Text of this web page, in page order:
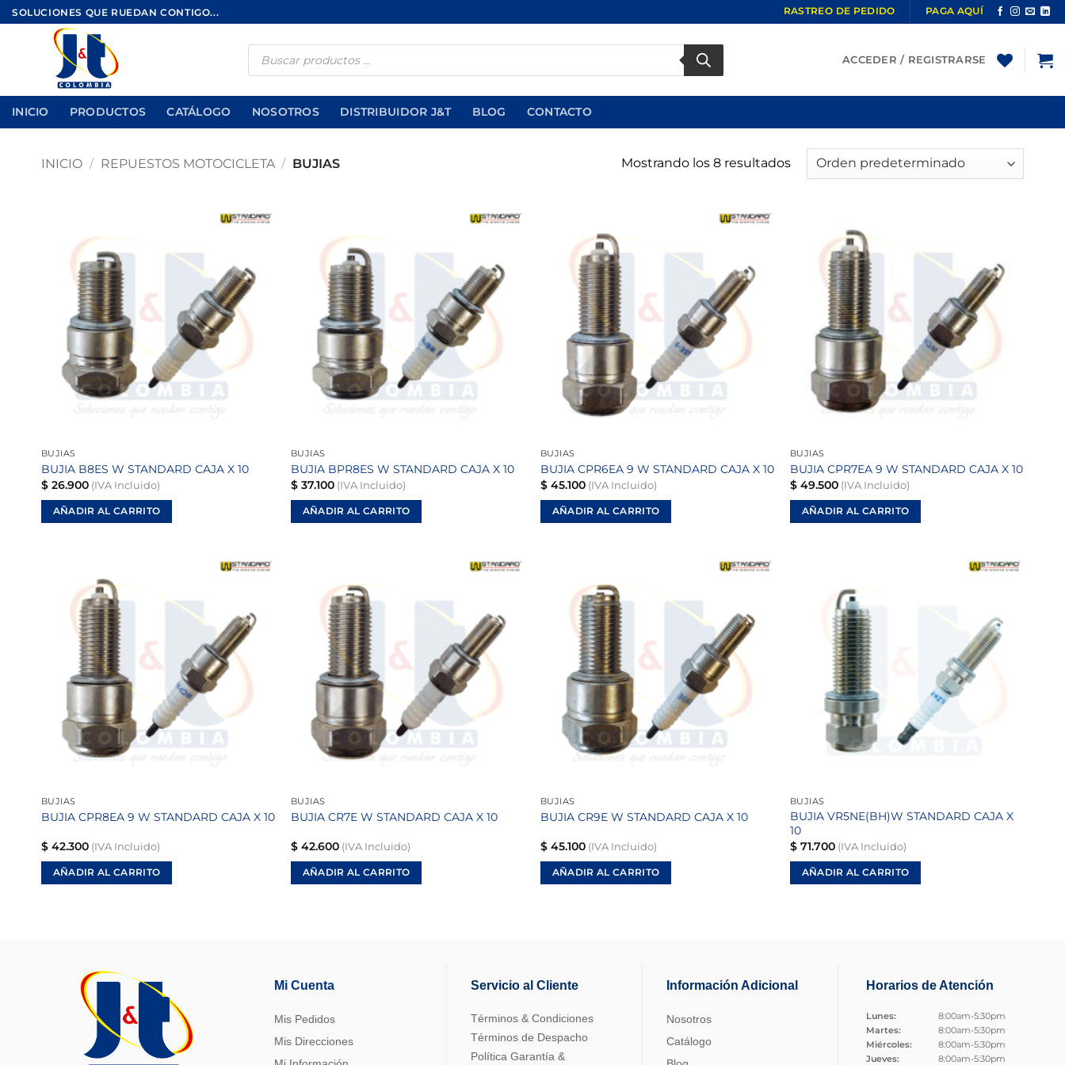
Saltar
al
contenido
SOLUCIONES QUE RUEDAN CONTIGO... RASTREO DE PEDIDO PAGA AQUÍ
Búsqueda
ACCEDER / REGISTRARSE
INICIO PRODUCTOS CATÁLOGO NOSOTROS DISTRIBUIDOR J&T BLOG CONTACTO
INICIO / REPUESTOS MOTOCICLETA / BUJIAS Mostrando los 8 resultados
lista de
deseos
BUJIAS
BUJIA B8ES W STANDARD CAJA X 10
$26.900(IVA Incluido)
AÑADIR AL CARRITO
a la
lista de
deseos
BUJIAS
BUJIA BPR8ES W STANDARD CAJA X 10
$37.100(IVA Incluido)
AÑADIR AL CARRITO
lista de
deseos
BUJIAS
BUJIA CPR6EA 9 W STANDARD CAJA X 10
$45.100(IVA Incluido)
AÑADIR AL CARRITO
a la
lista de
deseos
BUJIAS
BUJIA CPR7EA 9 W STANDARD CAJA X 10
$49.500(IVA Incluido)
AÑADIR AL CARRITO
lista de
deseos
BUJIAS
BUJIA CPR8EA 9 W STANDARD CAJA X 10
$42.300(IVA Incluido)
AÑADIR AL CARRITO
lista de
deseos
BUJIAS
BUJIA CR7E W STANDARD CAJA X 10
$42.600(IVA Incluido)
AÑADIR AL CARRITO
lista de
deseos
BUJIAS
BUJIA CR9E W STANDARD CAJA X 10
$45.100(IVA Incluido)
AÑADIR AL CARRITO
lista de
deseos
BUJIAS
BUJIA VR5NE(BH)W STANDARD CAJA X
10
$71.700(IVA Incluido)
AÑADIR AL CARRITO
Mi Cuenta
Mis Pedidos
Mis Direcciones
Servicio al Cliente
Términos & Condiciones
Términos de Despacho
Política Garantía &
Información Adicional
Nosotros
Catálogo
Horarios de Atención
Lunes:
8:00am-5:30pm
Martes:
8:00am-5:30pm
Miércoles:
8:00am-5:30pm
Jueves:
8:00am-5:30pm